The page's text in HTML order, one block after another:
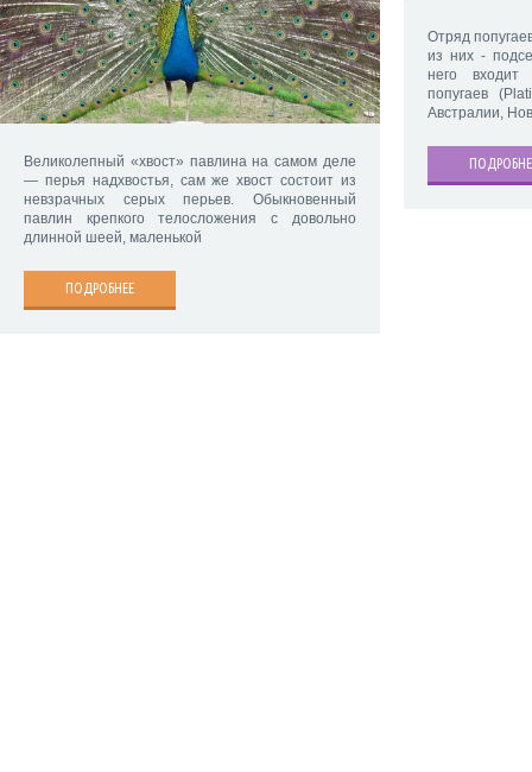
Великолепный «хвост» павлина на самом деле
— перья надхвостья, сам же хвост состоит из
невзрачных серых перьев. Обыкновенный
павлин крепкого телосложения с довольно
длинной шеей, маленькой
ПОДРОБНЕЕ
Отряд
из них -
него входит
попугаев
Австралии,